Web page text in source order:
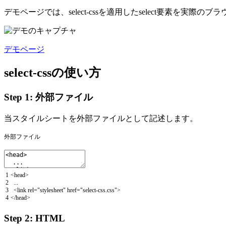
デモページでは、select-cssを適用したselect要素を実際のブラ
デモページ
select-cssの使い方
Step 1: 外部ファイル
当スタイルシートを外部ファイルとして記述します。
外部ファイル
1
2
3
4
<head>
...
<link rel="stylesheet" href="select-css.css">
</head>
Step 2: HTML